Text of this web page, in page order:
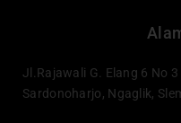
Jl.Rajawali G. Elang 6 No
Sardonoharjo, Ngaglik,